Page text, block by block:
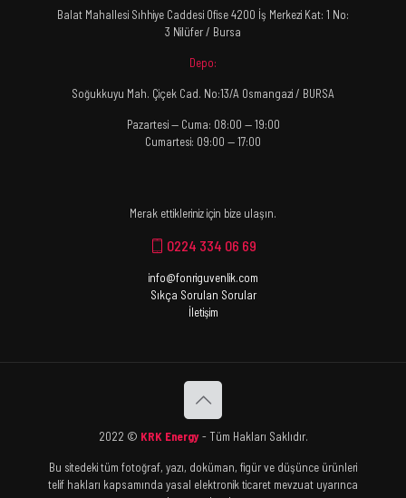
Balat Mahallesi Sıhhiye Caddesi Ofise 4200 İş Merkezi Kat: 1 No:
3 Nilüfer / Bursa
Depo:
Soğukkuyu Mah. Çiçek Cad. No:13/A Osmangazi / BURSA
Pazartesi — Cuma: 08:00 — 19:00
Cumartesi: 09:00 — 17:00
Merak ettikleriniz için bize ulaşın.
0224 334 06 69
info@fonriguvenlik.com
Sıkça Sorulan Sorular
İletişim
2022 © KRK Energy- Tüm Hakları Saklıdır.
Bu sitedeki tüm fotoğraf, yazı, doküman, figür ve düşünce ürünleri
telif hakları kapsamında yasal elektronik ticaret mevzuat uyarınca